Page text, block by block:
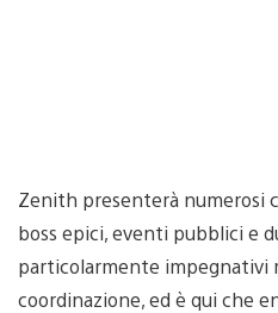
Zenith presenterà numerosi
boss epici, eventi pubblici e
particolarmente impegnativi
coordinazione, ed è qui che